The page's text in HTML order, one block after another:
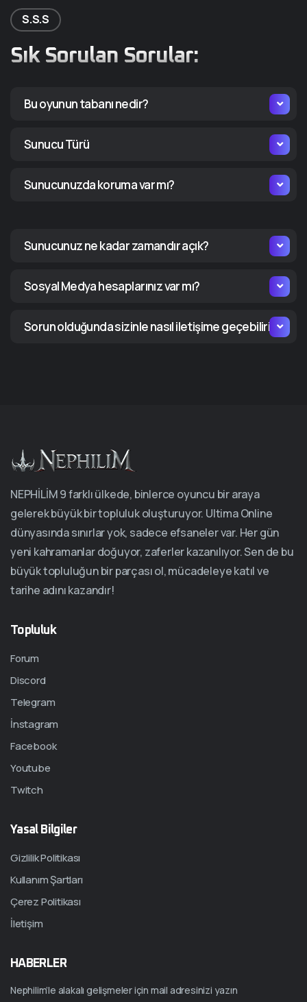
S.S.S
Sık Sorulan Sorular:
Bu oyunun tabanı nedir?
Sunucu Türü
Sunucunuzda koruma var mı?
Sunucunuz ne kadar zamandır açık?
Sosyal Medya hesaplarınız var mı?
Sorun olduğunda sizinle nasıl iletişime geçebiliriz?
NEPHİLİM 9 farklı ülkede, binlerce oyuncu bir araya
gelerek büyük bir topluluk oluşturuyor. Ultima Online
dünyasında sınırlar yok, sadece efsaneler var. Her gün
yeni kahramanlar doğuyor, zaferler kazanılıyor. Sen de bu
büyük topluluğun bir parçası ol, mücadeleye katıl ve
tarihe adını kazandır!
Topluluk
Forum
Discord
Telegram
İnstagram
Facebook
Youtube
Twitch
Yasal Bilgiler
Gizlilik Politikası
Kullanım Şartları
Çerez Politikası
İletişim
HABERLER
Nephilim’le alakalı gelişmeler için mail adresinizi yazın